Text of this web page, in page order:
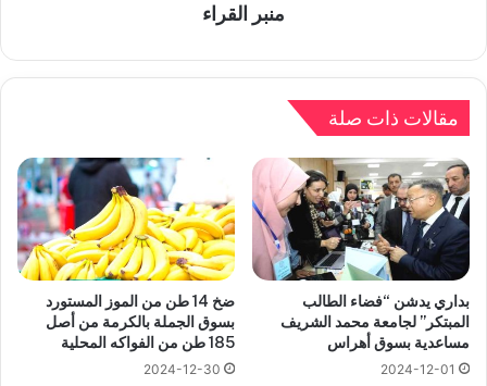
منبر القراء
مقالات ذات صلة
بداري يدشن “فضاء الطالب
المبتكر” لجامعة محمد الشريف
مساعدية بسوق أهراس
2024-12-01
ضخ 14 طن من الموز المستورد
بسوق الجملة بالكرمة من أصل
185 طن من الفواكه المحلية
2024-12-30